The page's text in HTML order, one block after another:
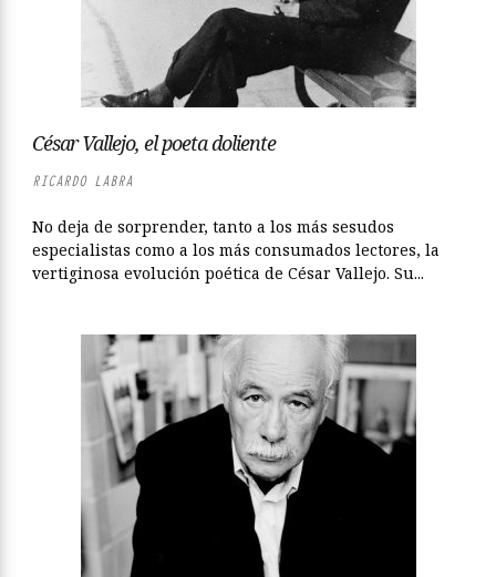
César Vallejo, el poeta doliente
RICARDO LABRA
No deja de sorprender, tanto a los más sesudos
especialistas como a los más consumados lectores, la
vertiginosa evolución poética de César Vallejo. Su...